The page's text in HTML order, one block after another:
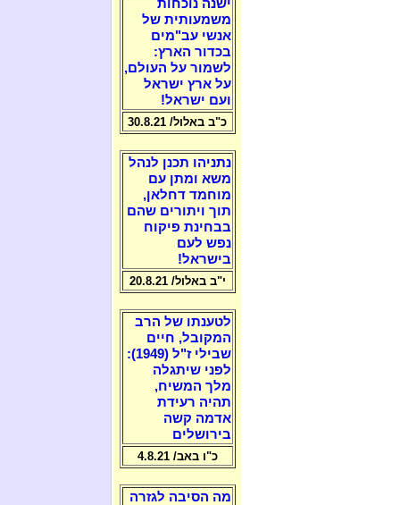
ישנה נוכחות
משמעותית של
אנשי עב"מים
בכדור הארץ:
לשמור על העולם,
על ארץ ישראל
ועם ישראל!
כ"ב באלול/ 30.8.21
נתניהו תכנן לנהל
משא ומתן עם
מוחמד דחלאן,
תוך ויתורים שהם
בבחינת פיקוח
נפש לעם
בישראל!
י"ב באלול/ 20.8.21
לטענתו של הרב
המקובל, חיים
שבילי ז"ל (1949):
לפני שיתגלה
מלך המשיח,
תהיה רעידת
אדמה קשה
בירושלים
כ"ו באב/ 4.8.21
מה הסיבה לגזרה